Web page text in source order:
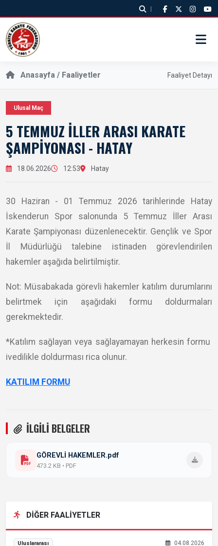
|
Anasayfa / Faaliyetler Faaliyet Detayı
Ulusal Maç
5 TEMMUZ İLLER ARASI KARATE
ŞAMPİYONASI - HATAY
18.06.2026 12:53 Hatay
30 Haziran - 01 Temmuz 2026 tarihlerinde Hatay
İskenderun Spor salonunda 5 Temmuz İller Arası
Karate Şampiyonası düzenlenecektir. Gençlik ve Spor
İl Müdürlüğü talebine istinaden görevlendirilen
hakemler aşağıda belirtilmiştir.
Not: Müsabakada görevli hakemler katılım durumlarını
belirtmek için aşağıdaki formu doldurmaları
gerekmektedir.
*Katılım sağlayan veya sağlayamayan herkesin formu
ivedilikle doldurması rica olunur.
KATILIM FORMU
İLGİLİ BELGELER
GÖREVLİ HAKEMLER.pdf
473.2 KB • PDF
DİĞER FAALİYETLER
Uluslararası 04.08.2026